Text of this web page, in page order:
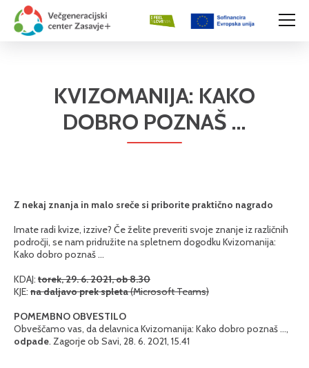
KVIZOMANIJA: KAKO
DOBRO POZNAŠ ...
Z nekaj znanja in malo sreče si priborite praktično nagrado
Imate radi kvize, izzive? Če želite preveriti svoje znanje iz različnih
področji, se nam pridružite na spletnem dogodku Kvizomanija:
Kako dobro poznaš ...
KDAJ: torek, 29. 6. 2021, ob 8.30
KJE: na daljavo prek spleta(Microsoft Teams)
POMEMBNO OBVESTILO
Obveščamo vas, da delavnica Kvizomanija: Kako dobro poznaš ...,
odpade. Zagorje ob Savi, 28. 6. 2021, 15.41